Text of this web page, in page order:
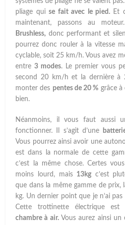
pliage quise fait avec le pied. Et
maintenant, passons au
Brushless, donc performant et
pourrez donc rouler à la vitesse
cyclable, soit 25 km/h. Vous avez
entre3 modes. Le premier vous
second 20 km/h et la dernière à
monter des pentes de 20 % grâce à
bien.
Néanmoins, il vous faut aussi
fonctionner. Il s’agit d’une
Vous pourrez ainsi avoir une
est dans la normale de cette
c’est la même chose. Certes
moins lourd, mais 13kg c’est
que dans la même gamme de prix,
kg. Un dernier point que je n’ai
Cette trottinette électrique est
chambre à air.Vous aurez ainsi un